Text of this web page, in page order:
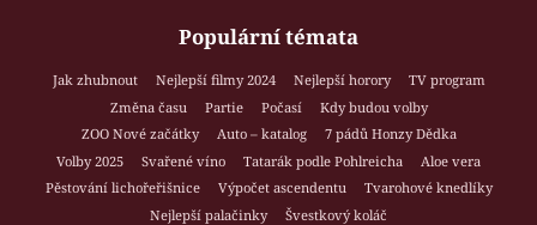
Populární témata
Jak zhubnout Nejlepší filmy 2024 Nejlepší horory
TV program
Změna času
Partie Počasí
Kdy budou volby
ZOO Nové začátky
Auto – katalog
7 pádů Honzy Dědka
Volby 2025
Svařené víno Tatarák podle Pohlreicha
Aloe vera
Pěstování lichořeřišnice
Výpočet ascendentu
Tvarohové knedlíky
Nejlepší palačinky
Švestkový koláč